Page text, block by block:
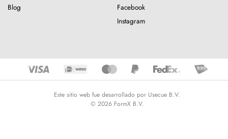
Blog
Facebook
Instagram
Este sitio web fue desarrollado por Usecue B.V.
© 2026 FormX B.V.